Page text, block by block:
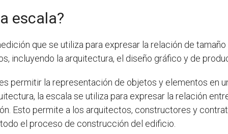
escala?
que se utiliza para expresar la relación de
incluyendo la arquitectura, el diseño gráfico y de
permitir la representación de objetos y elementos en
la escala se utiliza para expresar la relación
Esto permite a los arquitectos, constructores y
el proceso de construcción del edificio.